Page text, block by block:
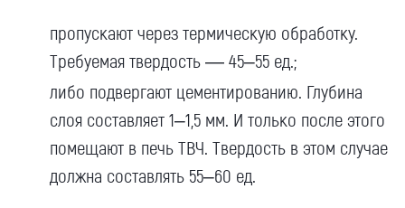
пропускают через термическую обработку.
Требуемая твердость — 45–55 ед.;
либо подвергают цементированию. Глубина
слоя составляет 1–1,5 мм. И только после этого
помещают в печь ТВЧ. Твердость в этом случае
должна составлять 55–60 ед.